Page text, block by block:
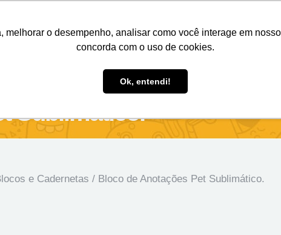
o desempenho, analisar como você interage em
concorda com o uso de cookies.
Ok, entendi!
Personalizados Brindes Ecológicos
Sublimático.
e Cadernetas / Bloco de Anotações Pet Sublimático.